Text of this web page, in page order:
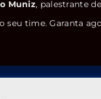
Muniz, palestrante de
seu time. Garanta